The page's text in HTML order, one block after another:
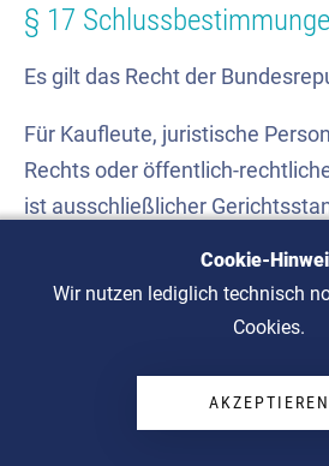
§ 17
Es gilt das Recht der
Für Kaufleute, juristische
Rechts oder öffentlich-
ist ausschließlicher
Im Übrigen gelten die
Cookie-
Wir nutzen lediglich technisch
Cookies.
AKZEPTIEREN